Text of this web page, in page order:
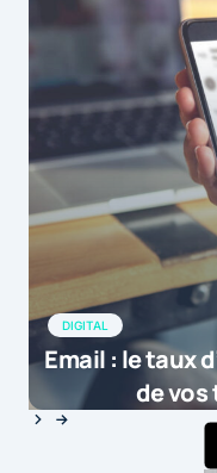
DIGITAL
Email : le taux
de vos